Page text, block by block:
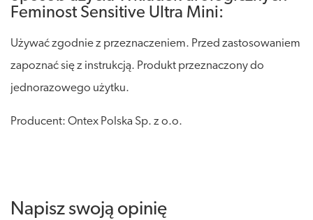
Feminost Sensitive Ultra Mini:
Używać zgodnie z przeznaczeniem. Przed zastosowaniem
zapoznać się z instrukcją. Produkt przeznaczony do
jednorazowego użytku.
Producent: Ontex Polska Sp. z o.o.
Napisz swoją opinię